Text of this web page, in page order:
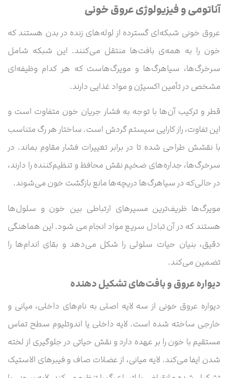
آناتومی و فیزیولوژی عروق خونی
عروق خونی شبکه‌ای گسترده از لوله‌های زنده در بدن هستند که
خون را به همه‌ی بافت‌ها منتقل می‌کنند. این شبکه شامل
سرخرگ‌ها، سیاهرگ‌ها و مویرگ‌هاست که هر کدام وظیفه‌ای
مشخص در تأمین اکسیژن و مواد غذایی دارند.
قطر و ترکیب آن‌ها با توجه به فشار جریان خون متفاوت است و
این تفاوت، راز کارایی سیستم گردش است. ساختار هر رگ متناسب
با نقشش طراحی شده تا در برابر تغییرات فشار مقاوم بماند. در
سرخرگ‌ها، جداره‌های ضخیم نقش محافظ و تنظیم‌کننده را دارند،
در حالی‌که در سیاهرگ‌ها دریچه‌ها مانع بازگشت خون می‌شوند.
مویرگ‌ها ظریف‌ترین مسیرهای ارتباطی بین خون و سلول‌ها
هستند که در آن تبادل سریع مواد انجام می‌ شود. این هماهنگی
دقیق، بنیان حیات سلولی را شکل می‌دهد و بقای اندام‌ها را
تضمین می‌کند.
دیواره عروق و بافت‌های تشکیل‌ دهنده
دیواره عروق خونی از سه لایه اصلی به نام‌های داخلی، میانی و
خارجی ساخته شده است. لایه داخلی یا اندوتلیوم سطح تماس
مستقیم با خون را بر عهده دارد و نقش حیاتی در جلوگیری از لخته
شدن ایفا می‌کند. لایه میانی، از عضلات صاف و فیبرهای الاستیک